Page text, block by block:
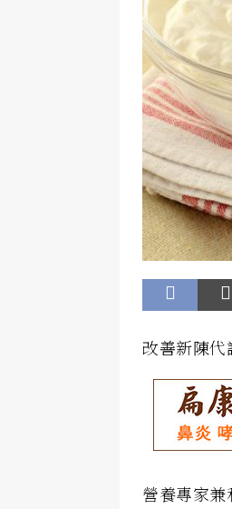
改善新陳代
營養專家